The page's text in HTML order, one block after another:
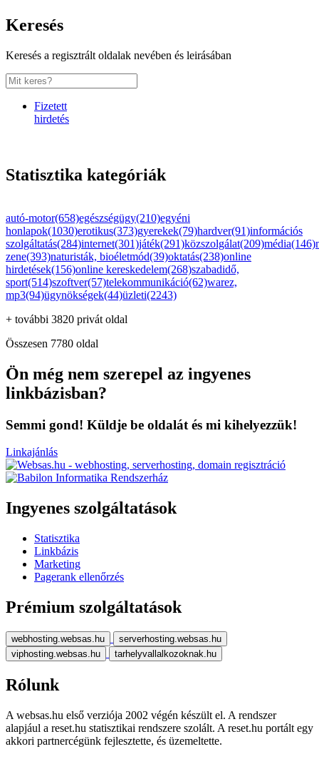
Keresés
Keresés a regisztrált oldalak nevében és leirásában
Fizetett
hirdetés
Statisztika kategóriák
autó-motor(658)egészségügy(210)egyéni
honlapok(1030)erotikus(373)gyerekek(79)hardver(91)információs
szolgáltatás(284)internet(301)játék(291)közszolgálat(209)média(146)
zene(393)naturisták, bioéletmód(39)oktatás(238)online
hirdetések(156)online kereskedelem(268)szabadidő,
sport(514)szoftver(57)telekommunikáció(62)warez,
mp3(94)ügynökségek(44)üzleti(2243)
+ további 3820 privát oldal
Összesen 7780 oldal
Ön még nem szerepel az ingyenes
linkbázisban?
Semmi gond! Küldje be oldalát és mi kihelyezzük!
Linkajánlás
Ingyenes szolgáltatások
Statisztika
Linkbázis
Marketing
Pagerank ellenőrzés
Prémium szolgáltatások
webhosting.websas.hu
serverhosting.websas.hu
viphosting.websas.hu
tarhelyvallalkozoknak.hu
Rólunk
A websas.hu első verziója 2002 végén készült el. A rendszer
alapjául a reset.hu statisztikai rendszere szolált. A reset.hu portált egy
akkori partnercégünk fejlesztette, és üzemeltette.